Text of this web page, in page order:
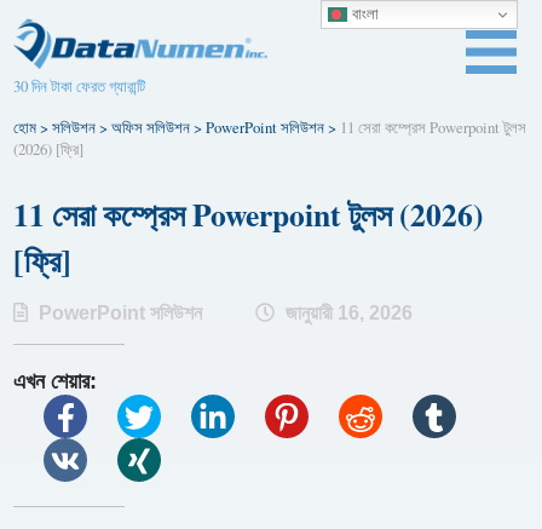
30 দিন টাকা ফেরত গ্যারান্টি
হোম>সলিউশন>অফিস সলিউশন>PowerPoint সলিউশন> 11 সেরা কম্প্রেস Powerpoint টুলস
(2026) [ফ্রি]
11 সেরা কম্প্রেস Powerpoint টুলস (2026)
[ফ্রি]
PowerPoint সলিউশন জানুয়ারী 16, 2026
এখন শেয়ার:
বাংলা